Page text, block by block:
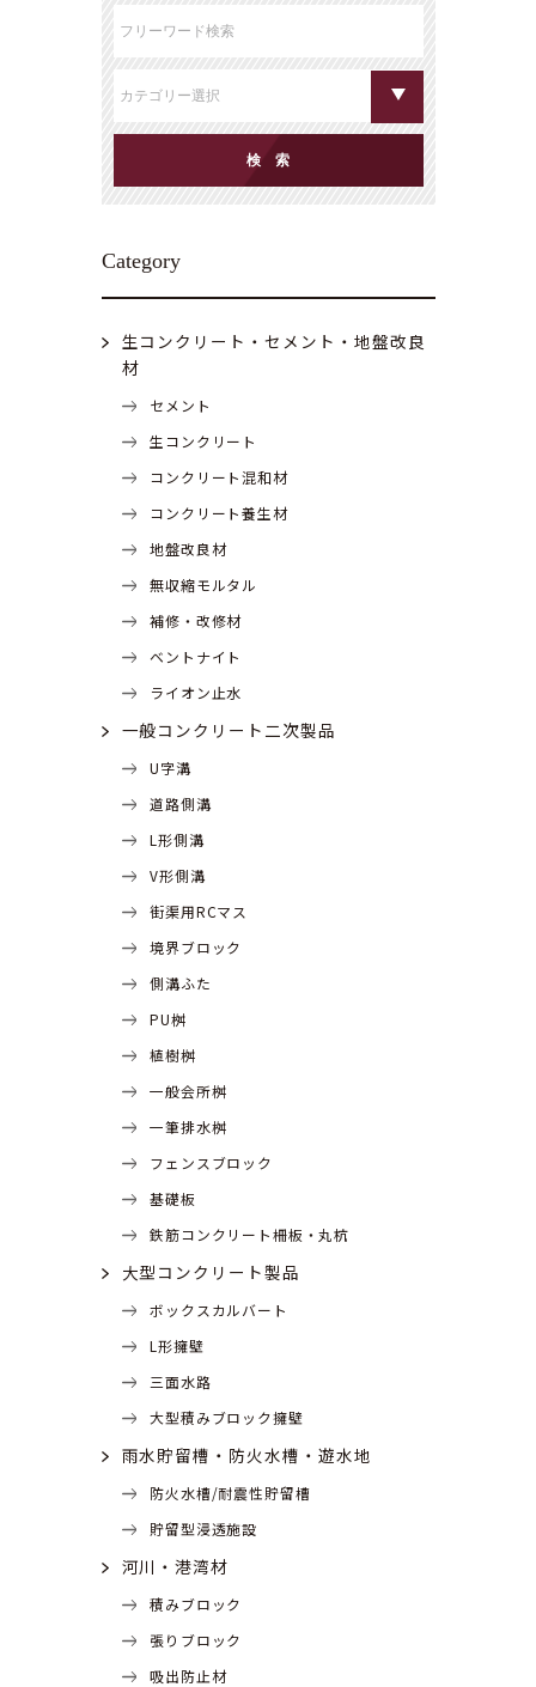
Category
生コンクリート・セメント・地盤改良
材
セメント
生コンクリート
コンクリート混和材
コンクリート養生材
地盤改良材
無収縮モルタル
補修・改修材
ベントナイト
ライオン止水
一般コンクリート二次製品
U字溝
道路側溝
L形側溝
V形側溝
街渠用RCマス
境界ブロック
側溝ふた
PU桝
植樹桝
一般会所桝
一筆排水桝
フェンスブロック
基礎板
鉄筋コンクリート柵板・丸杭
大型コンクリート製品
ボックスカルバート
L形擁壁
三面水路
大型積みブロック擁壁
雨水貯留槽・防火水槽・遊水地
防火水槽/耐震性貯留槽
貯留型浸透施設
河川・港湾材
積みブロック
張りブロック
吸出防止材